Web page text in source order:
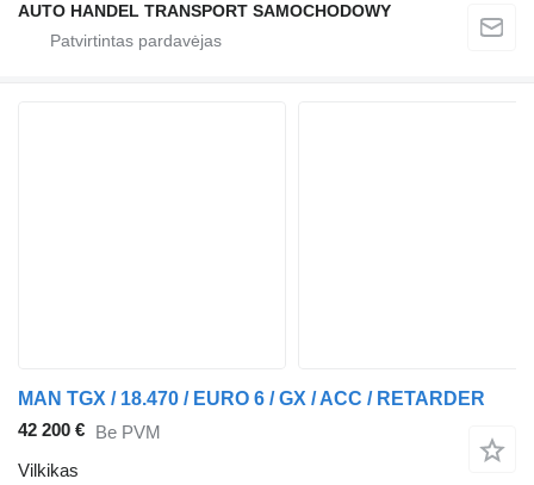
AUTO HANDEL TRANSPORT SAMOCHODOWY
MAN TGX / 18.470 / EURO 6 / GX / ACC / RETARDER
42 200 € Be PVM
Vilkikas